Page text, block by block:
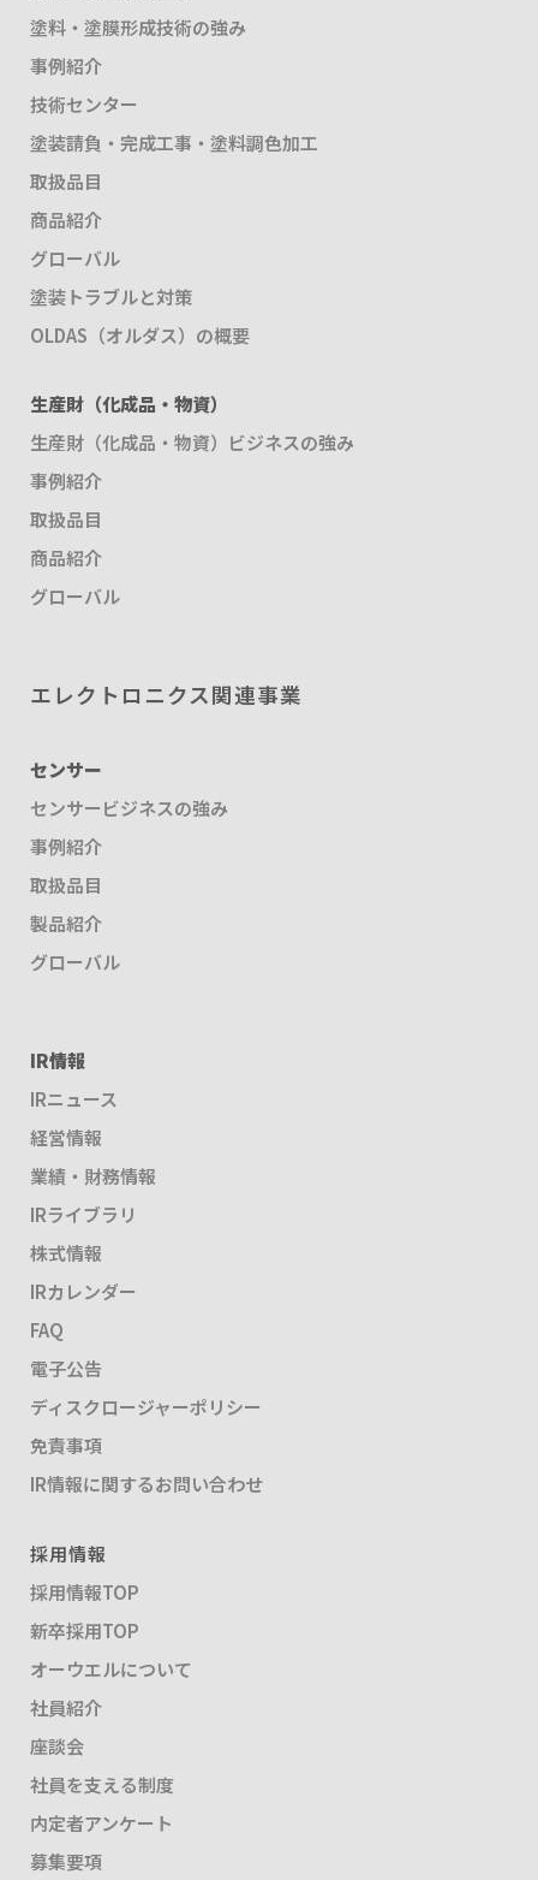
塗料・塗膜形成技術の強み
事例紹介
技術センター
塗装請負・完成工事・塗料調色加工
取扱品目
商品紹介
グローバル
塗装トラブルと対策
OLDAS（オルダス）の概要
生産財（化成品・物資）
生産財（化成品・物資）ビジネスの強み
事例紹介
取扱品目
商品紹介
グローバル
エレクトロニクス関連事業
センサー
センサービジネスの強み
事例紹介
取扱品目
製品紹介
グローバル
IR情報
IRニュース
経営情報
業績・財務情報
IRライブラリ
株式情報
IRカレンダー
FAQ
電子公告
ディスクロージャーポリシー
免責事項
IR情報に関するお問い合わせ
採用情報
採用情報TOP
新卒採用TOP
オーウエルについて
社員紹介
座談会
社員を支える制度
内定者アンケート
募集要項